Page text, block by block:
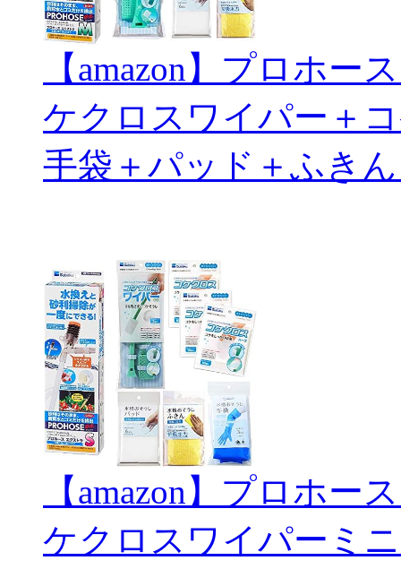
【amazon】プロホ
ケクロスワイパー＋
手袋＋パッド＋ふき
【amazon】プロホー
ケクロスワイパーミ